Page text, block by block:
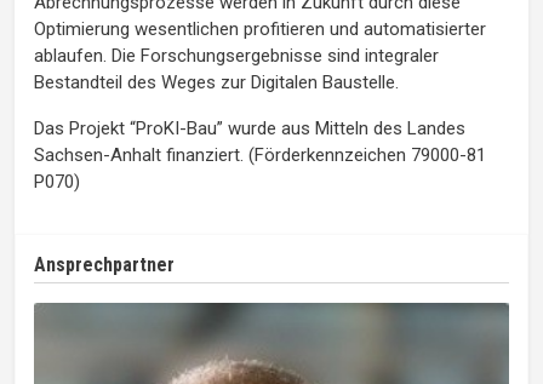
Optimierung wesentlichen profitieren und automatisierter
ablaufen. Die Forschungsergebnisse sind integraler
Bestandteil des Weges zur Digitalen Baustelle.
Das Projekt “ProKI-Bau” wurde aus Mitteln des Landes
Sachsen-Anhalt finanziert. (Förderkennzeichen 79000-81
P070)
Ansprechpartner